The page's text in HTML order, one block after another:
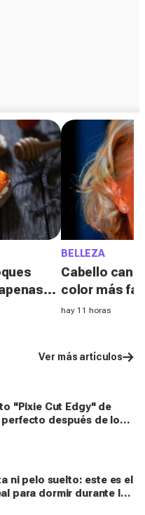
BELLEZA
Cabello
color más
melenas
hay 11 horas
Ver más artículos
"Pixie Cut Edgy" de
perfecto después de los
de 2026, según una
ni pelo suelto: este es el
para dormir durante los
según una experta